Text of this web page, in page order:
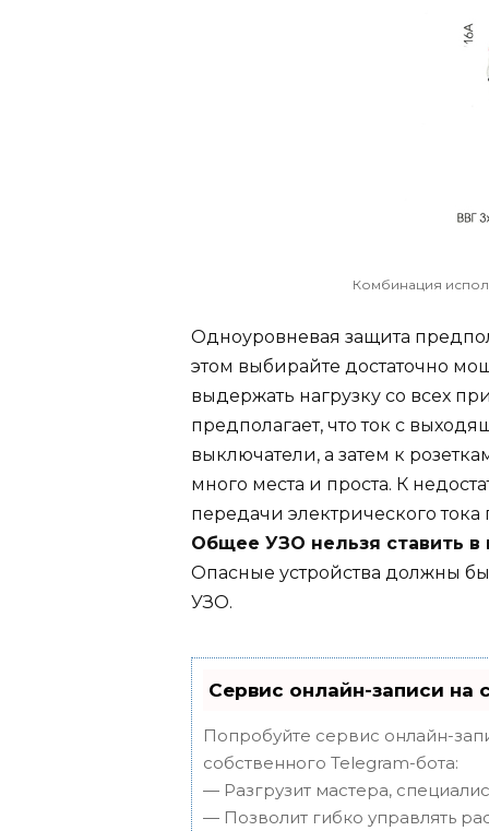
Комбинация
Одноуровневая защита
этом выбирайте достаточно
выдержать нагрузку со всех
предполагает, что ток с
выключатели, а затем к
много места и проста. К
передачи электрического
Общее УЗО нельзя ставить в
Опасные устройства должны
УЗО.
Сервис онлайн-записи на
Попробуйте сервис онлайн-
собственного Telegram-бота:
— Разгрузит мастера,
— Позволит гибко управлять